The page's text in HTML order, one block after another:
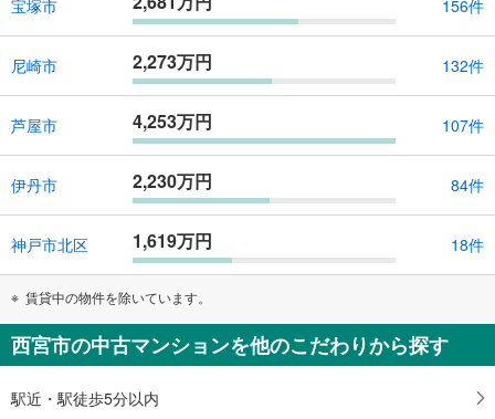
宝塚市 156件
尼崎市 2,273万円 132件
芦屋市 4,253万円 107件
伊丹市 2,230万円 84件
神戸市北区 1,619万円 18件
賃貸中の物件を除いています。
西宮市の中古マンションを他のこだわりから探す
駅近・駅徒歩5分以内